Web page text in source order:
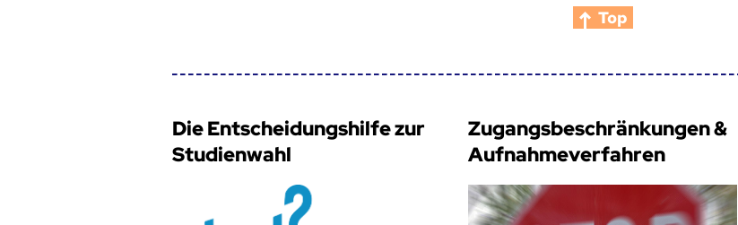
Top
Die Entscheidungshilfe zur
Studienwahl
Zugangsbeschränkungen &
Aufnahmeverfahren